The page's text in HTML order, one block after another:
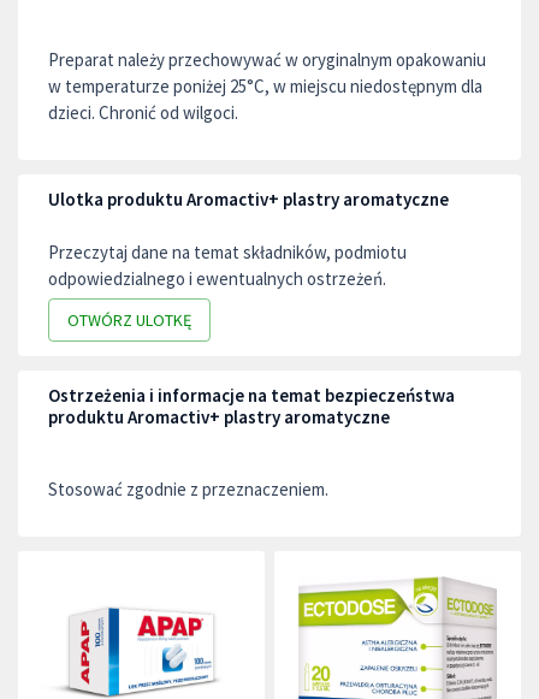
Preparat należy przechowywać w oryginalnym opakowaniu
w temperaturze poniżej 25°C, w miejscu niedostępnym dla
dzieci. Chronić od wilgoci.
Ulotka produktu Aromactiv+ plastry aromatyczne
Przeczytaj dane na temat składników, podmiotu
odpowiedzialnego i ewentualnych ostrzeżeń.
OTWÓRZ ULOTKĘ
Ostrzeżenia i informacje na temat bezpieczeństwa
produktu Aromactiv+ plastry aromatyczne
Stosować zgodnie z przeznaczeniem.